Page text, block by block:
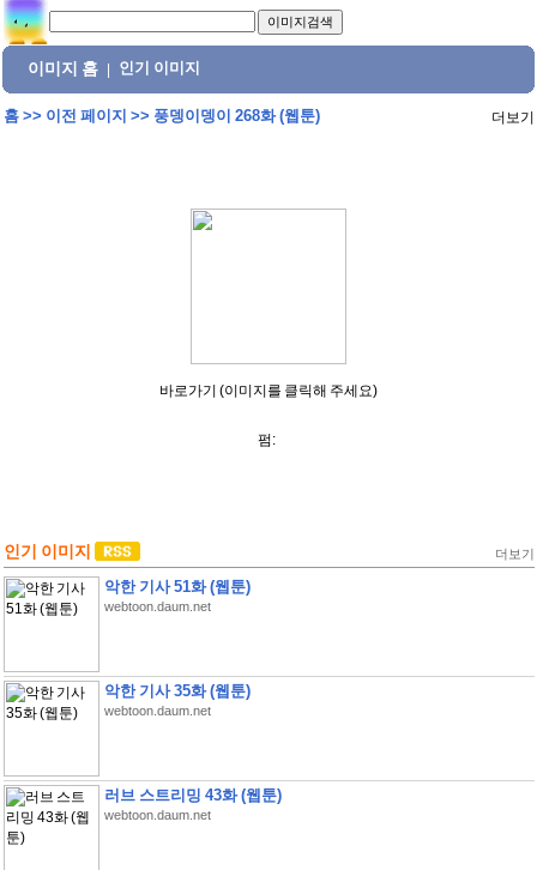
이미지 홈 인기 이미지
홈>> 이전 페이지 >> 풍뎅이뎅이 268화 (웹툰) 더보기
바로가기 (이미지를 클릭해 주세요)
펌:
인기 이미지 더보기
악한 기사 51화 (웹툰)
webtoon.daum.net
악한 기사 35화 (웹툰)
webtoon.daum.net
러브 스트리밍 43화 (웹툰)
webtoon.daum.net